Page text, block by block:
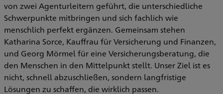
von zwei Agenturleitern geführt, die unterschiedliche
Schwerpunkte mitbringen und sich fachlich wie
menschlich perfekt ergänzen. Gemeinsam stehen
Katharina Sorce, Kauffrau für Versicherung und Finanzen,
und Georg Mörmel für eine Versicherungsberatung, die
den Menschen in den Mittelpunkt stellt. Unser Ziel ist es
nicht, schnell abzuschließen, sondern langfristige
Lösungen zu schaffen, die wirklich passen.